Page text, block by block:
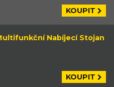
KOUPIT
Nabíjecí Stojan
KOUPIT